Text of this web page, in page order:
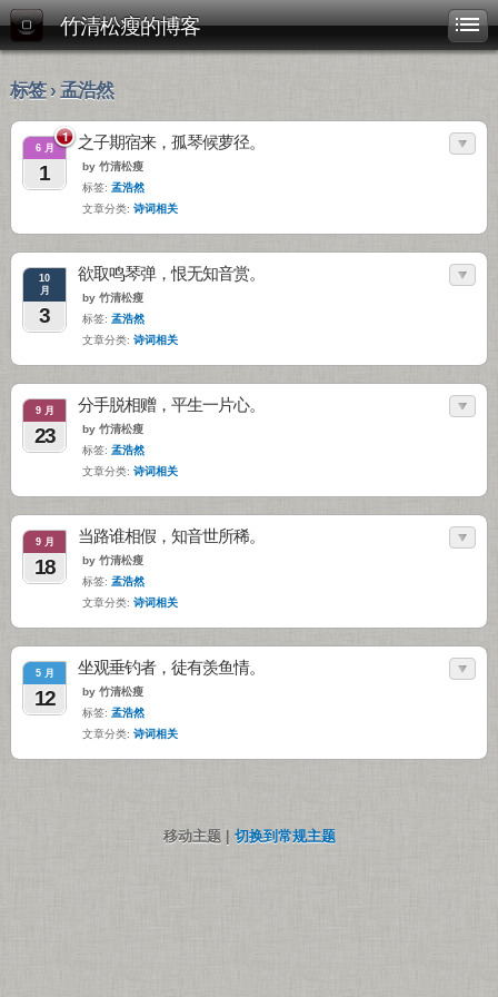
竹清松瘦的博客
标签 › 孟浩然
1
6 月
1
之子期宿来，孤琴候萝径。
by 竹清松瘦
标签: 孟浩然
文章分类: 诗词相关
10
月
3
欲取鸣琴弹，恨无知音赏。
by 竹清松瘦
标签: 孟浩然
文章分类: 诗词相关
9 月
23
分手脱相赠，平生一片心。
by 竹清松瘦
标签: 孟浩然
文章分类: 诗词相关
9 月
18
当路谁相假，知音世所稀。
by 竹清松瘦
标签: 孟浩然
文章分类: 诗词相关
5 月
12
坐观垂钓者，徒有羡鱼情。
by 竹清松瘦
标签: 孟浩然
文章分类: 诗词相关
移动主题 | 切换到常规主题